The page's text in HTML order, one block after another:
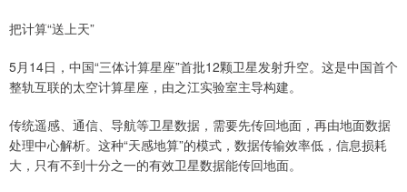
把计算“送上天”
5月14日，中国“三体计算星座”首批12颗卫星发射升空。这是中国首个
整轨互联的太空计算星座，由之江实验室主导构建。
传统遥感、通信、导航等卫星数据，需要先传回地面，再由地面数据
处理中心解析。这种“天感地算”的模式，数据传输效率低，信息损耗
大，只有不到十分之一的有效卫星数据能传回地面。